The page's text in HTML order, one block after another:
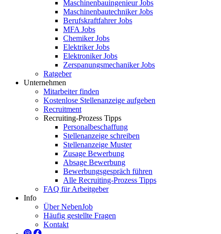
Maschinenbauingenieur Jobs
Maschinenbautechniker Jobs
Berufskraftfahrer Jobs
MFA Jobs
Chemiker Jobs
Elektriker Jobs
Elektroniker Jobs
Zerspanungsmechaniker Jobs
Ratgeber
Unternehmen
Mitarbeiter finden
Kostenlose Stellenanzeige aufgeben
Recruitment
Recruiting-Prozess Tipps
Personalbeschaffung
Stellenanzeige schreiben
Stellenanzeige Muster
Zusage Bewerbung
Absage Bewerbung
Bewerbungsgespräch führen
Alle Recruiting-Prozess Tipps
FAQ für Arbeitgeber
Info
Über NebenJob
Häufig gestellte Fragen
Kontakt